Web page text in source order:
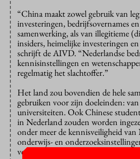
“China maakt zowel gebruik van
investeringen, bedrijfsovernames en
samenwerking, als van illegitieme
insiders, heimelijke investeringen
schrijft de AIVD. “Nederlandse
kennisinstellingen en
regelmatig het slachtoffer.”
Het land zou bovendien de hele
gebruiken voor zijn doeleinden:
universiteiten. Ook Chinese
in Nederland zouden worden
onder meer de kennisveiligheid van
onderwijs- en
veiligheidsdiensten. “En